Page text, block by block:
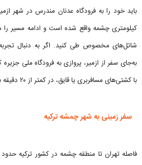
کیلومتری چشمه واقع شده است و ادامه مسیر را
شاتل‌های مخصوص طی کنید. اگر به دنبال
به‌جای سفر از ازمیر، پروازی به فرودگاه ملی
با کشتی‌های مسافربری یا قایق، در کمتر از ۲۰ دقیقه به شهر چشمه ترکیه برسید.
سفر زمینی به شهر چمشه ترکیه